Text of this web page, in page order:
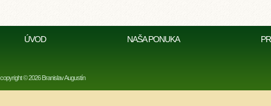
ÚVOD NAŠA PONUKA
copyright © 2026 Branislav Augustín